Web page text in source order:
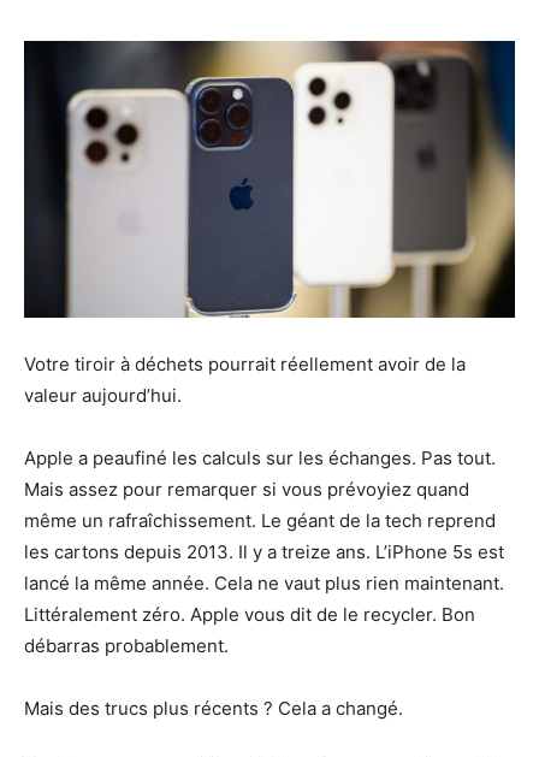
Votre tiroir à déchets pourrait réellement avoir de la
valeur aujourd’hui.
Apple a peaufiné les calculs sur les échanges. Pas tout.
Mais assez pour remarquer si vous prévoyiez quand
même un rafraîchissement. Le géant de la tech reprend
les cartons depuis 2013. Il y a treize ans. L’iPhone 5s est
lancé la même année. Cela ne vaut plus rien maintenant.
Littéralement zéro. Apple vous dit de le recycler. Bon
débarras probablement.
Mais des trucs plus récents ? Cela a changé.